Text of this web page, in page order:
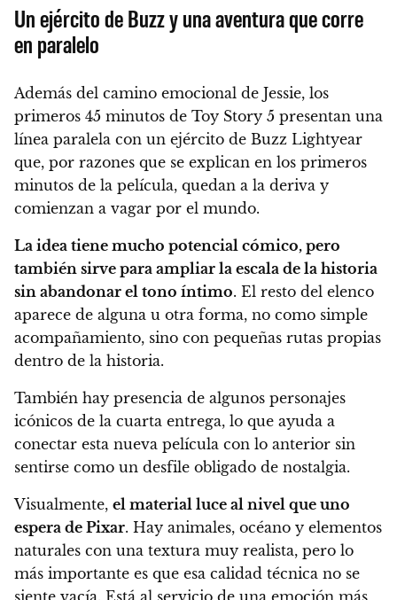
Un ejército de Buzz y una aventura que corre
en paralelo
Además del camino emocional de Jessie, los
primeros 45 minutos de Toy Story 5 presentan una
línea paralela con un ejército de Buzz Lightyear
que, por razones que se explican en los primeros
minutos de la película, quedan a la deriva y
comienzan a vagar por el mundo.
La idea tiene mucho potencial cómico, pero
también sirve para ampliar la escala de la historia
sin abandonar el tono íntimo. El resto del elenco
aparece de alguna u otra forma, no como simple
acompañamiento, sino con pequeñas rutas propias
dentro de la historia.
También hay presencia de algunos personajes
icónicos de la cuarta entrega, lo que ayuda a
conectar esta nueva película con lo anterior sin
sentirse como un desfile obligado de nostalgia.
Visualmente, el material luce al nivel que uno
espera de Pixar. Hay animales, océano y elementos
naturales con una textura muy realista, pero lo
más importante es que esa calidad técnica no se
siente vacía. Está al servicio de una emoción más